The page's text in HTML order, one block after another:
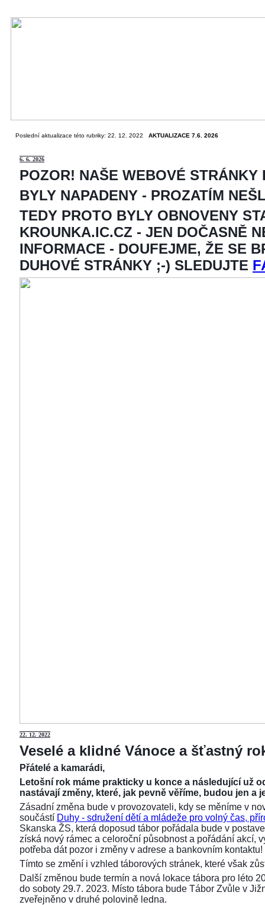
Poslední aktualizace této rubriky: 22. 12. 2022 AKTUALIZACE 7.6. 2026
6. 6. 2026
POZOR! NAŠE WEBOVÉ STRÁNKY
BYLY NAPADENY - PROZATÍM
TEDY PROTO BYLY OBNOVENY
KROUNKA.IC.CZ - JEN DOČASNĚ
INFORMACE - DOUFEJME, ŽE SE
DUHOVÉ STRÁNKY ;-) SLEDUJTE
22. 12. 2022
Veselé a klidné Vánoce a šťastný
Přátelé a kamarádi,
Letošní rok máme prakticky u konce a následující už
nastávají změny, které, jak pevně věříme, budou jen a
Zásadní změna bude v provozovateli, kdy se měníme v
součástí Duhy - sdružení dětí a mládeže pro volný čas,
Skanska ŽS, která doposud tábor pořádala bude v
získá nový rámec a celoroční působnost a pořádání akcí,
potřeba dát pozor i změny v adrese a bankovním kontaktu!
Tímto se změní i vzhled táborových stránek, které však
Další změnou bude termín a nová lokace tábora pro léto
do soboty 29.7. 2023. Místo tábora bude Tábor Zvůle v
zveřejněno v druhé polovině ledna.